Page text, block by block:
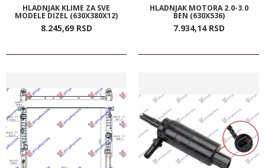
HLADNJAK KLIME ZA SVE
MODELE DIZEL (630X380X12)
8.245,69 RSD
HLADNJAK MOTORA 2.0-3.0
BEN (630X536)
7.934,14 RSD